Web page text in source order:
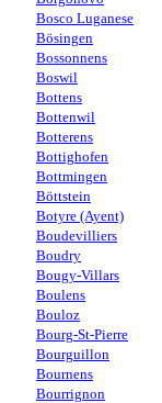
Bosco Luganese
Bösingen
Bossonnens
Boswil
Bottens
Bottenwil
Botterens
Bottighofen
Bottmingen
Böttstein
Botyre (Ayent)
Boudevilliers
Boudry
Bougy-Villars
Boulens
Bouloz
Bourg-St-Pierre
Bourguillon
Bournens
Bourrignon